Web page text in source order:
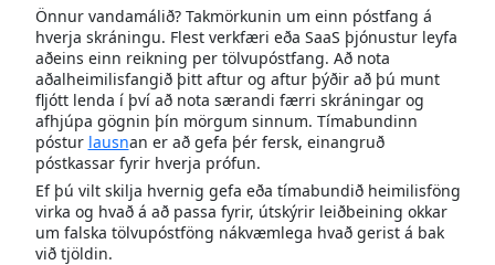
Önnur vandamálið? Takmörkunin um einn póstfang á
hverja skráningu. Flest verkfæri eða SaaS þjónustur leyfa
aðeins einn reikning per tölvupóstfang. Að nota
aðalheimilisfangið þitt aftur og aftur þýðir að þú munt
fljótt lenda í því að nota særandi færri skráningar og
afhjúpa gögnin þín mörgum sinnum. Tímabundinn
póstur lausnan er að gefa þér fersk, einangruð
póstkassar fyrir hverja prófun.
Ef þú vilt skilja hvernig gefa eða tímabundið heimilisföng
virka og hvað á að passa fyrir, útskýrir leiðbeining okkar
um falska tölvupóstföng nákvæmlega hvað gerist á bak
við tjöldin.